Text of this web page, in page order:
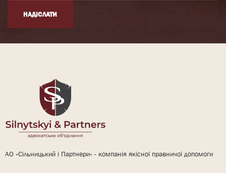
НАДІСЛАТИ
АО «Сільницький і Партнери» - компанія якісної правничої допомоги